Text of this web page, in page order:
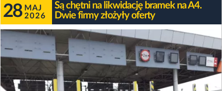
28 MAJ
2026
Są chętni na likwidację bramek na A4.
Dwie firmy złożyły oferty